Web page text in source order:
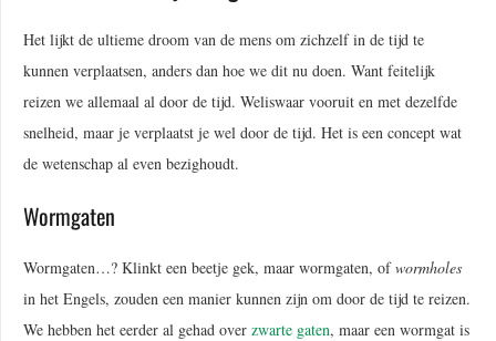
Het lijkt de ultieme droom van de mens om zichzelf in de tijd te
kunnen verplaatsen, anders dan hoe we dit nu doen. Want feitelijk
reizen we allemaal al door de tijd. Weliswaar vooruit en met dezelfde
snelheid, maar je verplaatst je wel door de tijd. Het is een concept wat
de wetenschap al even bezighoudt.
Wormgaten
Wormgaten…? Klinkt een beetje gek, maar wormgaten, ofwormholes
in het Engels, zouden een manier kunnen zijn om door de tijd te reizen.
We hebben het eerder al gehad over zwarte gaten, maar een wormgat is